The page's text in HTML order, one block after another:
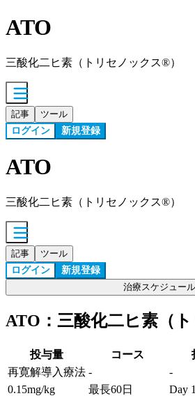
ATO
三酸化二ヒ素（トリセノックス®）
記事 ツール
ログイン 新規登録
ATO
三酸化二ヒ素（トリセノックス®）
記事 ツール
ログイン 新規登録
治療スケジュール
ATO：三酸化二ヒ素（
投与量 コース
再寛解導入療法 -
-
0.15mg/kg
最長60日 Day